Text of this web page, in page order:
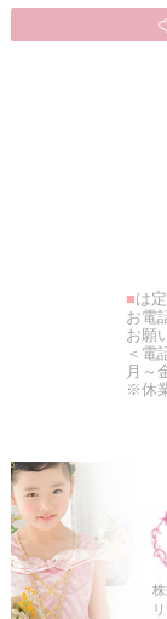
■は
お電
お願
＜電
月～
※休